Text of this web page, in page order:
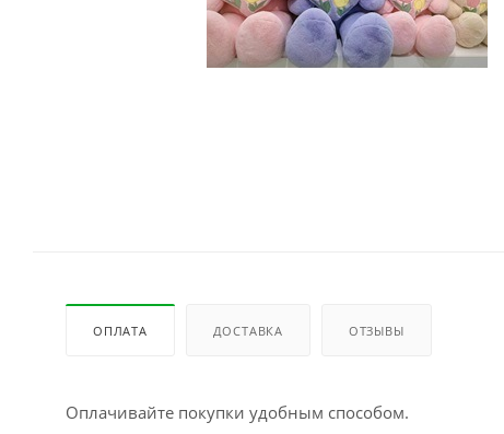
ОПЛАТА ДОСТАВКА ОТЗЫВЫ
Оплачивайте покупки удобным способом.